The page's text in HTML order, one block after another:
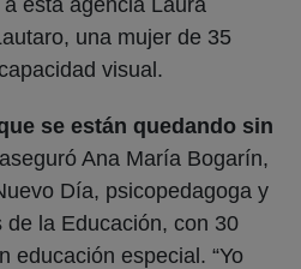
una mujer de 35
visual.
se están quedando sin
aseguró Ana María Bogarín,
Día, psicopedagoga y
la Educación, con 30
educación especial. “Yo